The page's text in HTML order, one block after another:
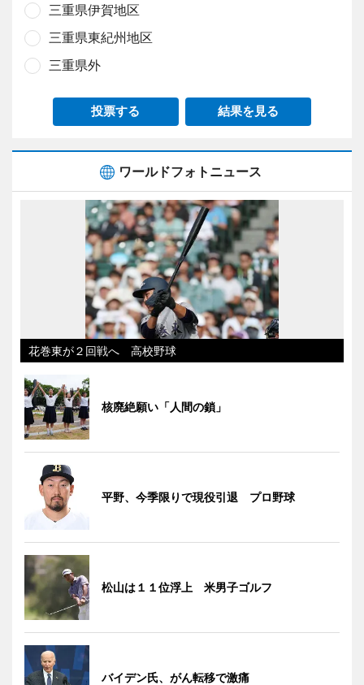
三重県伊賀地区
三重県東紀州地区
三重県外
投票する 結果を見る
ワールドフォトニュース
花巻東が２回戦へ 高校野球
核廃絶願い「人間の鎖」
平野、今季限りで現役引退 プロ野球
松山は１１位浮上 米男子ゴルフ
バイデン氏、がん転移で激痛